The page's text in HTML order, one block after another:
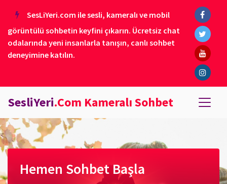
SesLiYeri.com ile sesli, kameralı ve mobil
görüntülü sohbetin keyfini çıkarın. Ücretsiz chat
odalarında yeni insanlarla tanışın, canlı sohbet
deneyimine katılın.
SesliYeri.Com Kameralı Sohbet
Hemen Sohbet Başla